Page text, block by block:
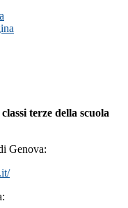
terze della scuola
Genova: